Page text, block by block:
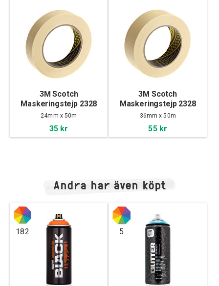
3M Scotch
Maskeringstejp 2328
Gul, 24mm
24mm x 50m
35 kr
3M Scotch
Maskeringstejp 2328
Gul, 36mm
36mm x 50m
55 kr
Andra har även köpt
182 5